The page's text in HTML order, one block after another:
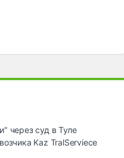
через суд в Туле
Kaz TralServiece